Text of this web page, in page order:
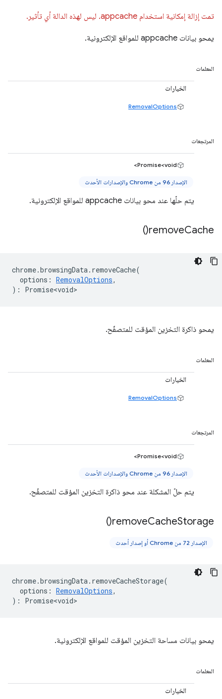
تمت إزالة إمكانية استخدام appcache. ليس لهذه الدالة أي تأثير.
يمحو بيانات appcache للمواقع الإلكترونية.
المعلمات
الخيارات
RemovalOptions
المرتجعات
Promise<void>
الإصدار 96 من Chrome والإصدارات الأحدث
يتم حلّها عند محو بيانات appcache للمواقع الإلكترونية.
removeCache(
)
chrome.browsingData. removeCache(
options : RemovalOptions,
) : Promise<void>
يمحو ذاكرة التخزين المؤقت للمتصفّح.
المعلمات
الخيارات
RemovalOptions
المرتجعات
Promise<void>
الإصدار 96 من Chrome والإصدارات الأحدث
يتم حلّ المشكلة عند محو ذاكرة التخزين المؤقت للمتصفّح.
removeCacheStorage(
)
الإصدار 72 من Chrome أو إصدار أحدث
chrome.browsingData. removeCacheStorage(
options : RemovalOptions,
) : Promise<void>
يمحو بيانات مساحة التخزين المؤقت للمواقع الإلكترونية.
المعلمات
الخيارات